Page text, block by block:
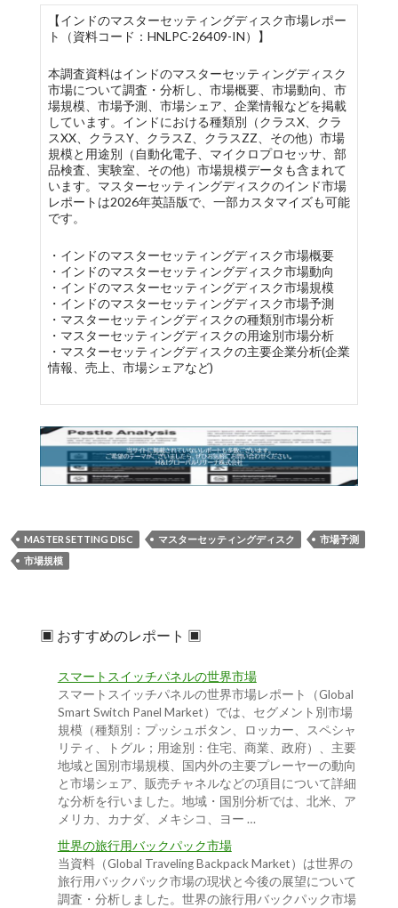
【インドのマスターセッティングディスク市場レポー
ト（資料コード：HNLPC-26409-IN）】
本調査資料はインドのマスターセッティングディスク
市場について調査・分析し、市場概要、市場動向、市
場規模、市場予測、市場シェア、企業情報などを掲載
しています。インドにおける種類別（クラスX、クラ
スXX、クラスY、クラスZ、クラスZZ、その他）市場
規模と用途別（自動化電子、マイクロプロセッサ、部
品検査、実験室、その他）市場規模データも含まれて
います。マスターセッティングディスクのインド市場
レポートは2026年英語版で、一部カスタマイズも可能
です。
・インドのマスターセッティングディスク市場概要
・インドのマスターセッティングディスク市場動向
・インドのマスターセッティングディスク市場規模
・インドのマスターセッティングディスク市場予測
・マスターセッティングディスクの種類別市場分析
・マスターセッティングディスクの用途別市場分析
・マスターセッティングディスクの主要企業分析(企業
情報、売上、市場シェアなど)
MASTER SETTING DISC マスターセッティングディスク
市場予測
市場規模
▣ おすすめのレポート ▣
スマートスイッチパネルの世界市場
スマートスイッチパネルの世界市場レポート（Global
Smart Switch Panel Market）では、セグメント別市場
規模（種類別：プッシュボタン、ロッカー、スペシャ
リティ、トグル；用途別：住宅、商業、政府）、主要
地域と国別市場規模、国内外の主要プレーヤーの動向
と市場シェア、販売チャネルなどの項目について詳細
な分析を行いました。地域・国別分析では、北米、ア
メリカ、カナダ、メキシコ、ヨー …
世界の旅行用バックパック市場
当資料（Global Traveling Backpack Market）は世界の
旅行用バックパック市場の現状と今後の展望について
調査・分析しました。世界の旅行用バックパック市場